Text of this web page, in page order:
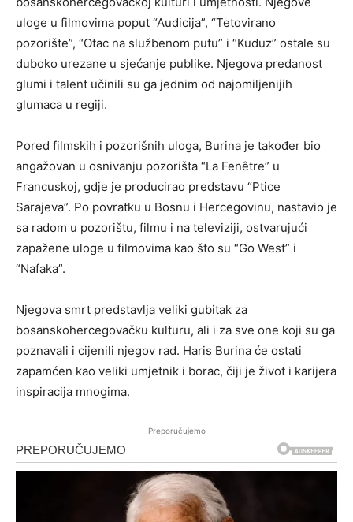
uloge u filmovima poput “Audicija”, “Tetovirano
pozorište”, “Otac na službenom putu” i “Kuduz” ostale su
duboko urezane u sjećanje publike. Njegova predanost
glumi i talent učinili su ga jednim od najomiljenijih
glumaca u regiji.
Pored filmskih i pozorišnih uloga, Burina je također bio
angažovan u osnivanju pozorišta “La Fenêtre” u
Francuskoj, gdje je producirao predstavu “Ptice
Sarajeva”. Po povratku u Bosnu i Hercegovinu, nastavio je
sa radom u pozorištu, filmu i na televiziji, ostvarujući
zapažene uloge u filmovima kao što su “Go West” i
“Nafaka”.
Njegova smrt predstavlja veliki gubitak za
bosanskohercegovačku kulturu, ali i za sve one koji su ga
poznavali i cijenili njegov rad. Haris Burina će ostati
zapamćen kao veliki umjetnik i borac, čiji je život i karijera
inspiracija mnogima.
Preporučujemo